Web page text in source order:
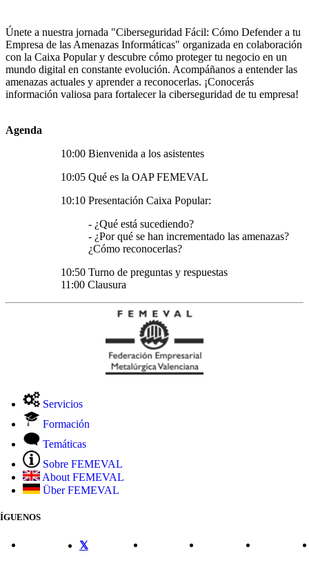
Únete a nuestra jornada "Ciberseguridad Fácil: Cómo Defender a tu
Empresa de las Amenazas Informáticas" organizada en colaboración
con la Caixa Popular y descubre cómo proteger tu negocio en un
mundo digital en constante evolución. Acompáñanos a entender las
amenazas actuales y aprender a reconocerlas. ¡Conocerás
información valiosa para fortalecer la ciberseguridad de tu empresa!
Agenda
10:00 Bienvenida a los asistentes
10:05 Qué es la OAPFEMEVAL
10:10 Presentación Caixa Popular:
- ¿Qué está sucediendo?
- ¿Por qué se han incrementado las amenazas?
¿Cómo reconocerlas?
10:50 Turno de preguntas y respuestas
11:00 Clausura
Servicios
Formación
Temáticas
Sobre FEMEVAL
About FEMEVAL
Über FEMEVAL